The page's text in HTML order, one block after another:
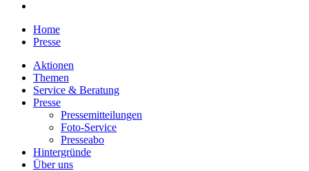
Home
Presse
Aktionen
Themen
Service & Beratung
Presse
Pressemitteilungen
Foto-Service
Presseabo
Hintergründe
Über uns